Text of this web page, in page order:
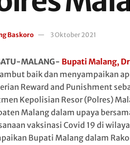
Baskoro 3 Oktober 2021
MALANG- Bupati Malang,
baik dan menyampaikan
Reward and Punishment
Kepolisian Resor (Polres)
Malang dalam upaya
vaksinasi Covid 19 di
Bupati Malang dalam